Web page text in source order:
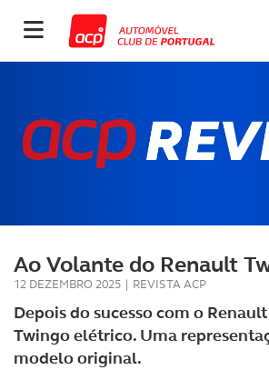
Ao Volante do Renault
12 DEZEMBRO 2025 | REVISTA ACP
Depois do sucesso com o
Twingo elétrico. Uma
modelo original.